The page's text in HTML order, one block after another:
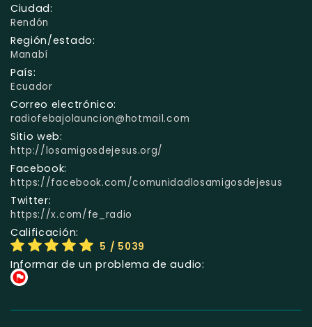
Ciudad:
Rendón
Región/estado:
Manabí
País:
Ecuador
Correo electrónico:
radiofebajolauncion@hotmail.com
Sitio web:
http://losamigosdejesus.org/
Facebook:
https://facebook.com/comunidadlosamigosdejesus
Twitter:
https://x.com/fe_radio
Calificación:
5 / 5039
Informar de un problema de audio: